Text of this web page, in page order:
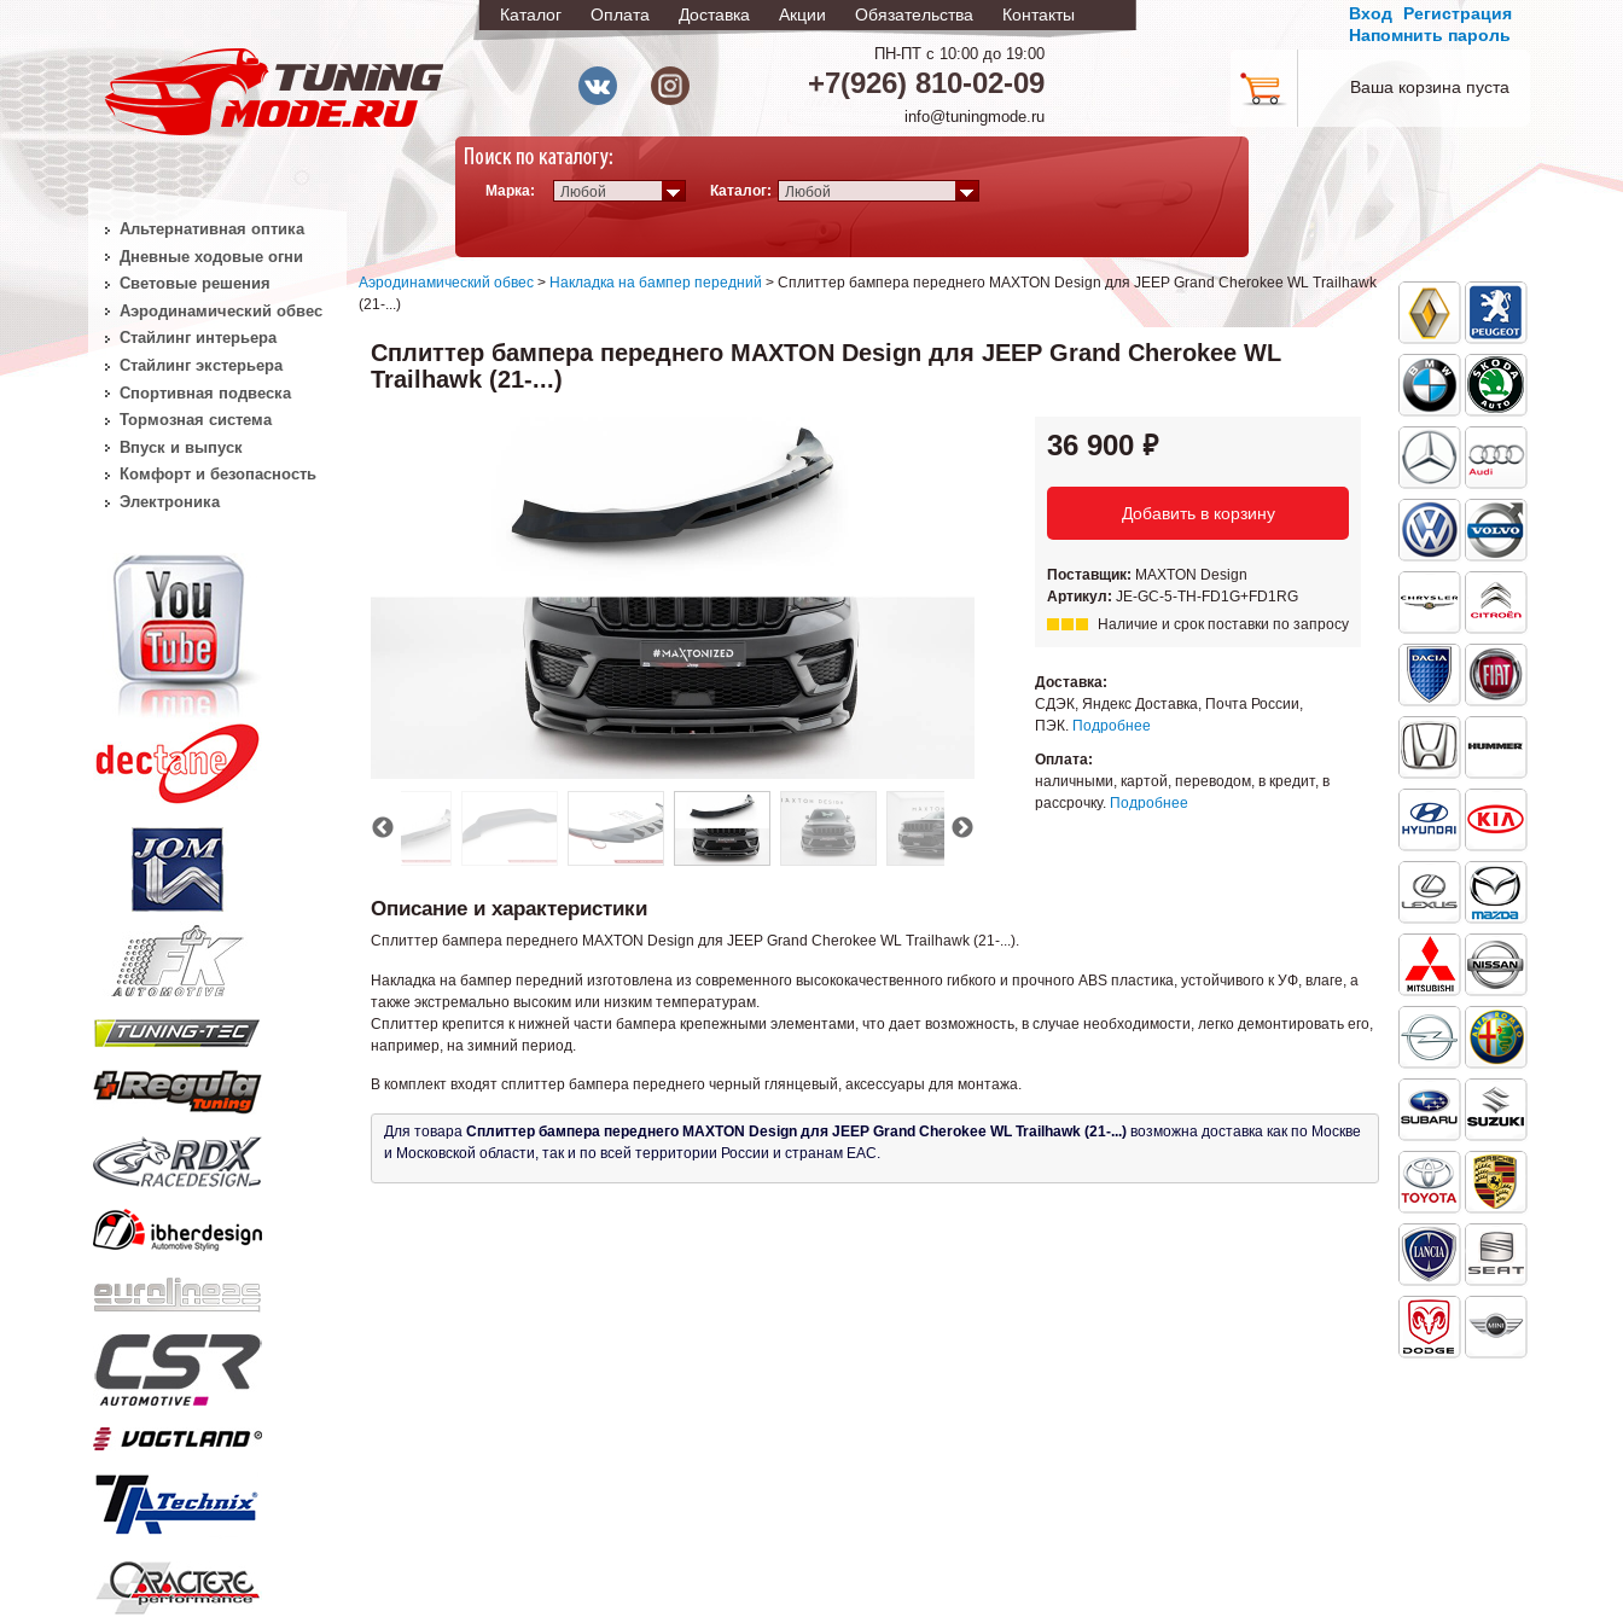
ПН-ПТ с 10:00 до 19:00
+7(926) 810-02-09
info@tuningmode.ru
Каталог Оплата Доставка Акции Обязательства Контакты Вход
Регистрация
Напомнить пароль
Ваша корзина пуста
Марка: Любой Каталог: Любой
Аэродинамический обвес > Накладка на бампер передний > Сплиттер бампера переднего MAXTON Design для JEEP Grand Cherokee WL Trailhawk
(21-...)
Сплиттер бампера переднего MAXTON Design для JEEP Grand Cherokee WL
Trailhawk (21-...)
36 900
Поставщик: MAXTON Design
Артикул: JE-GC-5-TH-FD1G+FD1RG
Наличие и срок поставки по запросу
Доставка:
СДЭК, Яндекс Доставка, Почта России,
ПЭК. Подробнее
Оплата:
наличными, картой, переводом, в кредит, в
рассрочку. Подробнее
Описание и характеристики
Сплиттер бампера переднего MAXTON Design для JEEP Grand Cherokee WL Trailhawk (21-...).
Накладка на бампер передний изготовлена из современного высококачественного гибкого и прочного ABS пластика, устойчивого к УФ, влаге, а
также экстремально высоким или низким температурам.
Сплиттер крепится к нижней части бампера крепежными элементами, что дает возможность, в случае необходимости, легко демонтировать его,
например, на зимний период.
В комплект входят сплиттер бампера переднего черный глянцевый, аксессуары для монтажа.
Для товара Сплиттер бампера переднего MAXTON Design для JEEP Grand Cherokee WL Trailhawk (21-...) возможна доставка как по Москве
и Московской области, так и по всей территории России и странам ЕАС.
Альтернативная оптика
Дневные ходовые огни
Световые решения
Аэродинамический обвес
Стайлинг интерьера
Стайлинг экстерьера
Спортивная подвеска
Тормозная система
Впуск и выпуск
Комфорт и безопасность
Электроника